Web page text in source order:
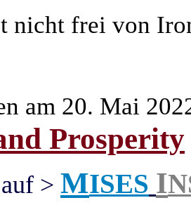
nicht frei von
am 20. Mai
Prosperity
> MISES I